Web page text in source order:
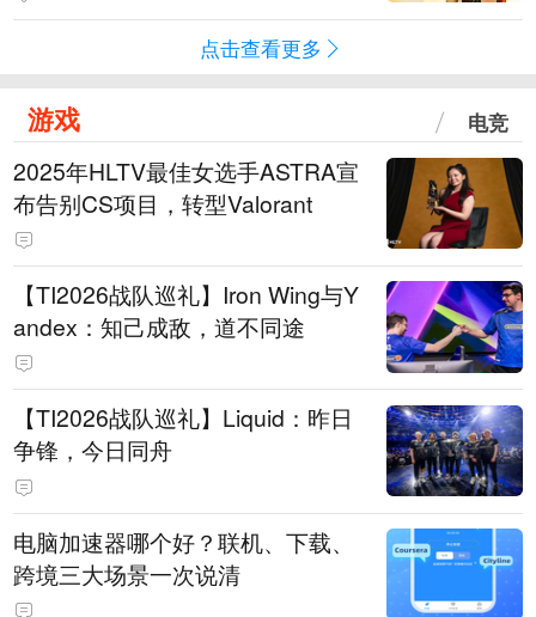
点击查看更多
游戏 电竞
2025年HLTV最佳女选手ASTRA宣
布告别CS项目，转型Valorant
【TI2026战队巡礼】Iron Wing与Y
andex：知己成敌，道不同途
【TI2026战队巡礼】Liquid：昨日
争锋，今日同舟
电脑加速器哪个好？联机、下载、
跨境三大场景一次说清